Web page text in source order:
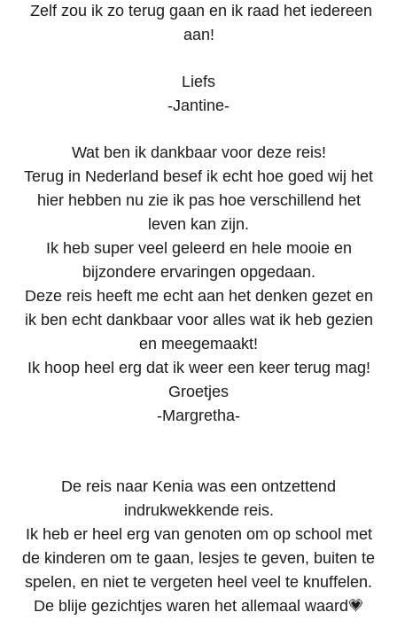
Zelf zou ik zo terug gaan en ik raad het iedereen
aan!
Liefs
-Jantine-
Wat ben ik dankbaar voor deze reis!
Terug in Nederland besef ik echt hoe goed wij het
hier hebben nu zie ik pas hoe verschillend het
leven kan zijn.
Ik heb super veel geleerd en hele mooie en
bijzondere ervaringen opgedaan.
Deze reis heeft me echt aan het denken gezet en
ik ben echt dankbaar voor alles wat ik heb gezien
en meegemaakt!
Ik hoop heel erg dat ik weer een keer terug mag!
Groetjes
-Margretha-
De reis naar Kenia was een ontzettend
indrukwekkende reis.
Ik heb er heel erg van genoten om op school met
de kinderen om te gaan, lesjes te geven, buiten te
spelen, en niet te vergeten heel veel te knuffelen.
De blije gezichtjes waren het allemaal waard💗